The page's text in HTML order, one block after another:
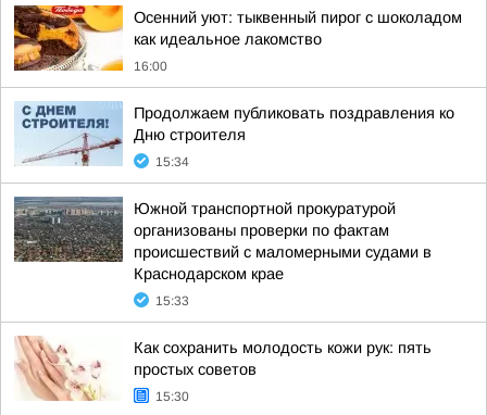
Осенний уют: тыквенный пирог с шоколадом
как идеальное лакомство
16:00
Продолжаем публиковать поздравления ко
Дню строителя
15:34
Южной транспортной прокуратурой
организованы проверки по фактам
происшествий с маломерными судами в
Краснодарском крае
15:33
Как сохранить молодость кожи рук: пять
простых советов
15:30